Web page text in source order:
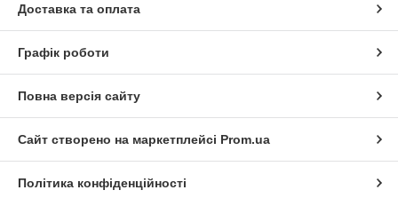
Доставка та оплата
Графік роботи
Повна версія сайту
Сайт створено на маркетплейсі Prom.ua
Політика конфіденційності